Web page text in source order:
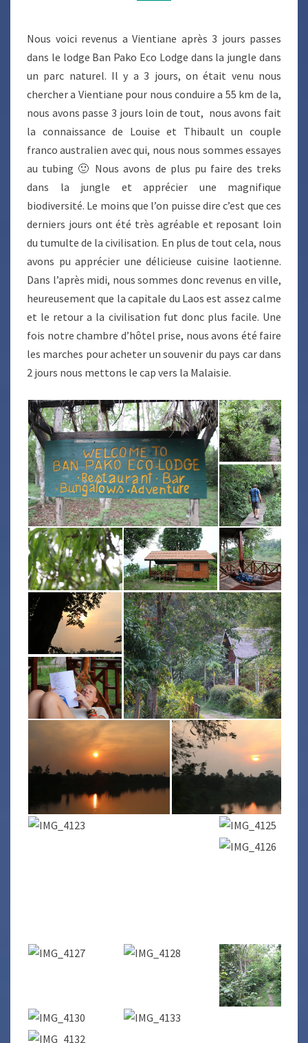
Nous voici revenus a Vientiane après 3 jours passes
dans le lodge Ban Pako Eco Lodge dans la jungle dans
un parc naturel. Il y a 3 jours, on était venu nous
chercher a Vientiane pour nous conduire a 55 km de la,
nous avons passe 3 jours loin de tout, nous avons fait
la connaissance de Louise et Thibault un couple
franco australien avec qui, nous nous sommes essayes
au tubing 🙂 Nous avons de plus pu faire des treks
dans la jungle et apprécier une magnifique
biodiversité. Le moins que l’on puisse dire c’est que ces
derniers jours ont été très agréable et reposant loin
du tumulte de la civilisation. En plus de tout cela, nous
avons pu apprécier une délicieuse cuisine laotienne.
Dans l’après midi, nous sommes donc revenus en ville,
heureusement que la capitale du Laos est assez calme
et le retour a la civilisation fut donc plus facile. Une
fois notre chambre d’hôtel prise, nous avons été faire
les marches pour acheter un souvenir du pays car dans
2 jours nous mettons le cap vers la Malaisie.